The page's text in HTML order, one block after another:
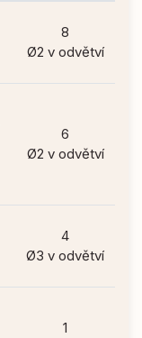
8
Ø2 v odvětví
6
Ø2 v odvětví
4
Ø3 v odvětví
1